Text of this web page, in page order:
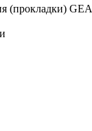
(прокладки) GEA